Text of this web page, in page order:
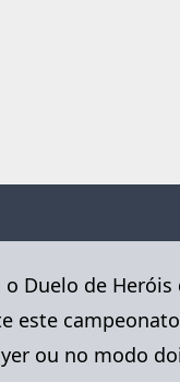
Duelo de Heróis
este
ou no modo